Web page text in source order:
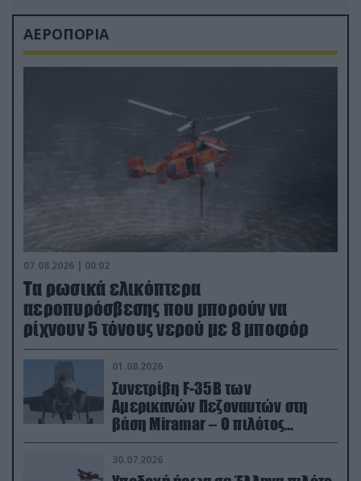
ΑΕΡΟΠΟΡΙΑ
07.08.2026 | 00:02
Τα ρωσικά ελικόπτερα
αεροπυρόσβεσης που μπορούν να
ρίχνουν 5 τόνους νερού με 8 μποφόρ
01.08.2026
Συνετρίβη F-35B των
Αμερικανών Πεζοναυτών στη
βάση Miramar – Ο πιλότος
εκτινάχθηκε εγκαίρως
30.07.2026